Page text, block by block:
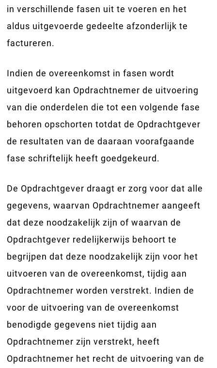
in verschillende fasen uit te voeren en het
aldus uitgevoerde gedeelte afzonderlijk te
factureren.
Indien de overeenkomst in fasen wordt
uitgevoerd kan Opdrachtnemer de uitvoering
van die onderdelen die tot een volgende fase
behoren opschorten totdat de Opdrachtgever
de resultaten van de daaraan voorafgaande
fase schriftelijk heeft goedgekeurd.
De Opdrachtgever draagt er zorg voor dat alle
gegevens, waarvan Opdrachtnemer aangeeft
dat deze noodzakelijk zijn of waarvan de
Opdrachtgever redelijkerwijs behoort te
begrijpen dat deze noodzakelijk zijn voor het
uitvoeren van de overeenkomst, tijdig aan
Opdrachtnemer worden verstrekt. Indien de
voor de uitvoering van de overeenkomst
benodigde gegevens niet tijdig aan
Opdrachtnemer zijn verstrekt, heeft
Opdrachtnemer het recht de uitvoering van de